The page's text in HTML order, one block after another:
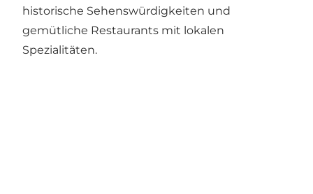
historische Sehenswürdigkeiten und
gemütliche Restaurants mit lokalen
Spezialitäten.